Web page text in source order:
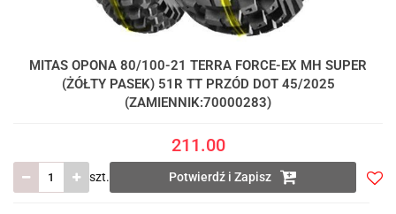
MITAS OPONA 80/100-21 TERRA FORCE-EX MH SUPER
(ŻÓŁTY PASEK) 51R TT PRZÓD DOT 45/2025
(ZAMIENNIK:70000283)
211.00
szt. Potwierdź i Zapisz